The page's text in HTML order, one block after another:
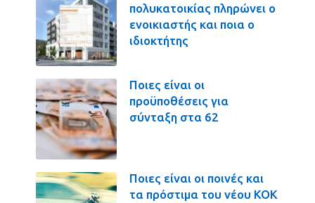
πολυκατοικίας πληρώνει ο
ενοικιαστής και ποια ο
ιδιοκτήτης
Ποιες είναι οι
προϋποθέσεις για
σύνταξη στα 62
Ποιες είναι οι ποινές και
τα πρόστιμα του νέου ΚΟΚ